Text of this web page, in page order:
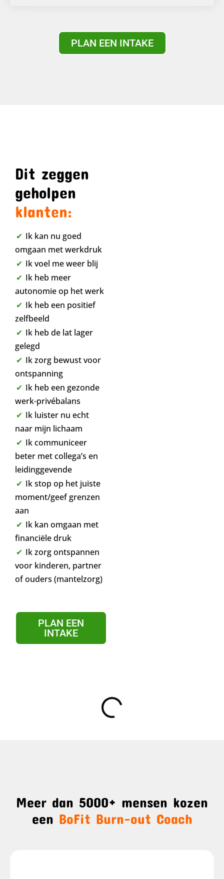
PLAN EEN INTAKE
Dit zeggen
geholpen
klanten:
Ik kan nu goed
omgaan met werkdruk
Ik voel me weer blij
Ik heb meer
autonomie op het werk
Ik heb een positief
zelfbeeld
Ik heb de lat lager
gelegd
Ik zorg bewust voor
ontspanning
Ik heb een gezonde
werk-privébalans
Ik luister nu echt
naar mijn lichaam
Ik communiceer
beter met collega’s en
leidinggevende
Ik stop op het juiste
moment/geef grenzen
aan
Ik kan omgaan met
financiële druk
Ik zorg ontspannen
voor kinderen, partner
of ouders (mantelzorg)
PLAN EEN
INTAKE
Meer dan 5000+ mensen kozen
een BoFit Burn-out Coach